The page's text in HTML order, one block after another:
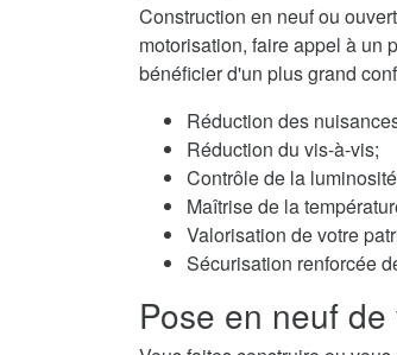
Construction en neuf ou
motorisation, faire appel à un
bénéficier d'un plus grand
Réduction des
Réduction du vis-à-vis;
Contrôle de la
Maîtrise de la
Valorisation de votre
Sécurisation renforcée
Pose en neuf